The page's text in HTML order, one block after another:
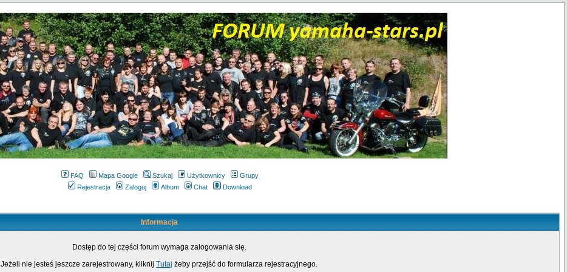
FAQ Mapa Google Szukaj Użytkownicy
Grupy
Rejestracja
Zaloguj Album Chat Download
Informacja
Dostęp do tej części forum wymaga zalogowania się.
Jeżeli nie jesteś jeszcze zarejestrowany, kliknij Tutaj żeby przejść do formularza rejestracyjnego.